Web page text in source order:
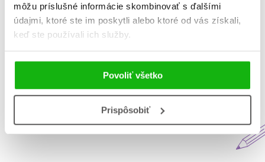
môžu príslušné informácie skombinovať s ďalšími
údajmi, ktoré ste im poskytli alebo ktoré od vás získali,
keď ste používali ich služby.
Povoliť všetko
Prispôsobiť
Všetky edície a série
Aktuálne na blogu Matys